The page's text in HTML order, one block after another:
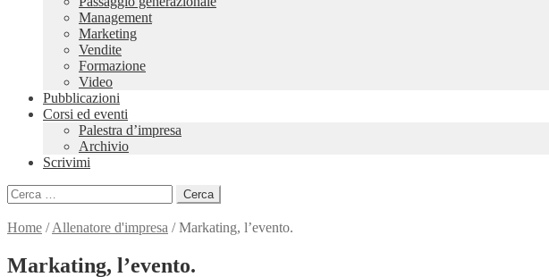
Management
Marketing
Vendite
Formazione
Video
Pubblicazioni
Corsi ed eventi
Palestra d’impresa
Archivio
Scrivimi
Ricerca
per:
Home /Allenatore d'impresa /Markating, l’evento.
Markating, l’evento.